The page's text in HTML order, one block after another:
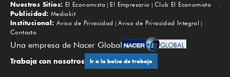
Subir
Nuestros Sitios: El Economista El Empresario
Club El Economista
Publicidad: Mediakit
Institucional: Aviso de Privacidad
Aviso de Privacidad Integral
Contacto
Una empresa de Nacer Global
Trabaja con nosotros Ir a la bolsa de trabajo